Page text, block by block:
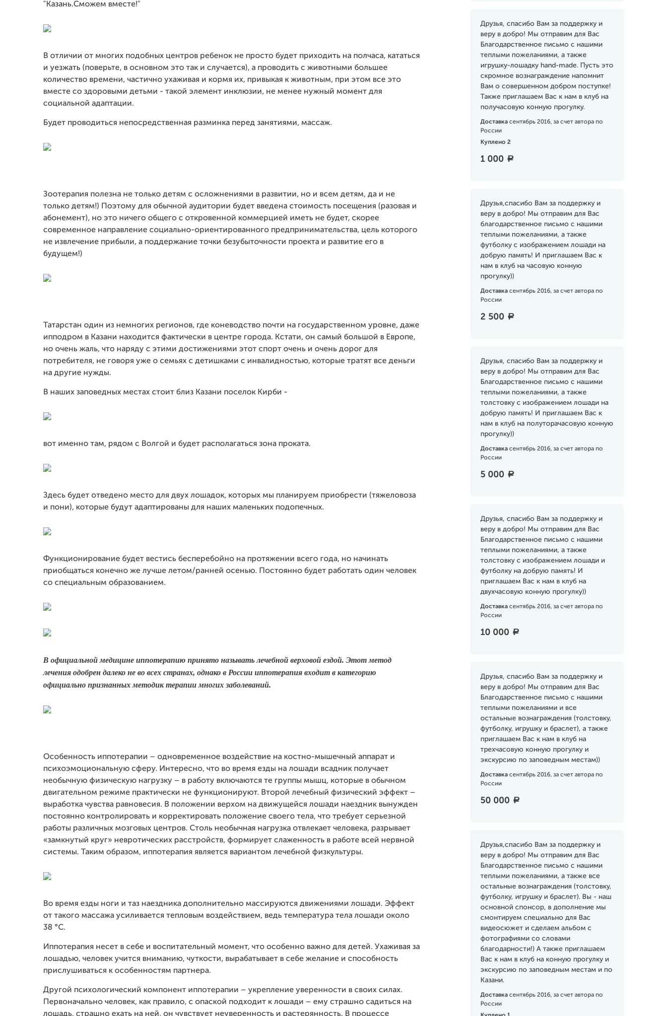
Друзья, спасибо Вам за поддержку и
веру в добро! Мы отправим для Вас
Благодарственное письмо с нашими
теплыми пожеланиями, а также
игрушку-лошадку hand-made. Пусть это
скромное вознаграждение напомнит
Вам о совершенном добром поступке!
Также приглашаем Вас к нам в клуб на
получасовую конную прогулку.
Доставка сентябрь 2016, за счет автора по
России
Куплено 2
1 000 a
Друзья,спасибо Вам за поддержку и
веру в добро! Мы отправим для Вас
благодарственное письмо с нашими
теплыми пожеланиями, а также
футболку с изображением лошади на
добрую память! И приглашаем Вас к
нам в клуб на часовую конную
прогулку))
Доставка сентябрь 2016, за счет автора по
России
2 500 a
Друзья, спасибо Вам за поддержку и
веру в добро! Мы отправим для Вас
Благодарственное письмо с нашими
теплыми пожеланиями, а также
толстовку с изображением лошади на
добрую память! И приглашаем Вас к
нам в клуб на полуторачасовую конную
прогулку))
Доставка сентябрь 2016, за счет автора по
России
5 000 a
Друзья, спасибо Вам за поддержку и
веру в добро! Мы отправим для Вас
Благодарственное письмо с нашими
теплыми пожеланиями, а также
толстовку с изображением лошади и
футболку на добрую память! И
приглашаем Вас к нам в клуб на
двухчасовую конную прогулку))
Доставка сентябрь 2016, за счет автора по
России
10 000 a
Друзья, спасибо Вам за поддержку и
веру в добро! Мы отправим для Вас
Благодарственное письмо с нашими
теплыми пожеланиями и все
остальные вознаграждения (толстовку,
футболку, игрушку и браслет), а также
приглашаем Вас к нам в клуб на
трехчасовую конную прогулку и
экскурсию по заповедным местам))
Доставка сентябрь 2016, за счет автора по
России
50 000 a
Друзья,спасибо Вам за поддержку и
веру в добро! Мы отправим для Вас
Благодарственное письмо с нашими
теплыми пожеланиями, а также все
остальные вознаграждения (толстовку,
футболку, игрушку и браслет). Вы - наш
основной спонсор, в дополнение мы
смонтируем специально для Вас
видеосюжет и сделаем альбом с
фотографиями со словами
благодарности!) А также приглашаем
Вас к нам в клуб на конную прогулку и
экскурсию по заповедным местам и по
Казани.
Доставка сентябрь 2016, за счет автора по
России
"Казань.Сможем вместе!"
В отличии от многих подобных центров ребенок не просто будет приходить на полчаса, кататься
и уезжать (поверьте, в основном это так и случается), а проводить с животными большее
количество времени, частично ухаживая и кормя их, привыкая к животным, при этом все это
вместе со здоровыми детьми - такой элемент инклюзии, не менее нужный момент для
социальной адаптации.
Будет проводиться непосредственная разминка перед занятиями, массаж.
Зоотерапия полезна не только детям с осложнениями в развитии, но и всем детям, да и не
только детям!) Поэтому для обычной аудитории будет введена стоимость посещения (разовая и
абонемент), но это ничего общего с откровенной коммерцией иметь не будет, скорее
современное направление социально-ориентированного предпринимательства, цель которого
не извлечение прибыли, а поддержание точки безубыточности проекта и развитие его в
будущем!)
Татарстан один из немногих регионов, где коневодство почти на государственном уровне, даже
ипподром в Казани находится фактически в центре города. Кстати, он самый большой в Европе,
но очень жаль, что наряду с этими достижениями этот спорт очень и очень дорог для
потребителя, не говоря уже о семьях с детишками с инвалидностью, которые тратят все деньги
на другие нужды.
В наших заповедных местах стоит близ Казани поселок Кирби -
вот именно там, рядом с Волгой и будет располагаться зона проката.
Здесь будет отведено место для двух лошадок, которых мы планируем приобрести (тяжеловоза
и пони), которые будут адаптированы для наших маленьких подопечных.
Функционирование будет вестись бесперебойно на протяжении всего года, но начинать
приобщаться конечно же лучше летом/ранней осенью. Постоянно будет работать один человек
со специальным образованием.
В официальной медицине иппотерапию принято называть лечебной верховой ездой. Этот метод
лечения одобрен далеко не во всех странах, однако в России иппотерапия входит в категорию
официально признанных методик терапии многих заболеваний.
Особенность иппотерапии – одновременное воздействие на костно-мышечный аппарат и
психоэмоциональную сферу. Интересно, что во время езды на лошади всадник получает
необычную физическую нагрузку – в работу включаются те группы мышц, которые в обычном
двигательном режиме практически не функционируют. Второй лечебный физический эффект –
выработка чувства равновесия. В положении верхом на движущейся лошади наездник вынужден
постоянно контролировать и корректировать положение своего тела, что требует серьезной
работы различных мозговых центров. Столь необычная нагрузка отвлекает человека, разрывает
«замкнутый круг» невротических расстройств, формирует слаженность в работе всей нервной
системы. Таким образом, иппотерапия является вариантом лечебной физкультуры.
Во время езды ноги и таз наездника дополнительно массируются движениями лошади. Эффект
от такого массажа усиливается тепловым воздействием, ведь температура тела лошади около
38 °С.
Иппотерапия несет в себе и воспитательный момент, что особенно важно для детей. Ухаживая за
лошадью, человек учится вниманию, чуткости, вырабатывает в себе желание и способность
прислушиваться к особенностям партнера.
Другой психологический компонент иппотерапии – укрепление уверенности в своих силах.
Первоначально человек, как правило, с опаской подходит к лошади – ему страшно садиться на
лошадь, страшно ехать на ней, он чувствует неуверенность и растерянность. В процессе